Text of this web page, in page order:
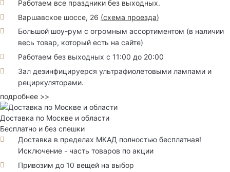
Работаем все праздники без выходных.
Варшавское шоссе, 26 (схема проезда)
Большой шоу-рум с огромным ассортиментом (в наличии
весь товар, который есть на сайте)
Работаем без выходных с 11:00 до 20:00
Зал дезинфицируерся ультрафиолетовыми лампами и
рециркуляторами.
подробнее >>
Доставка по Москве и области
Бесплатно и без спешки
Доставка в пределах МКАД полностью бесплатная!
Исключение - часть товаров по акции
Привозим до 10 вещей на выбор